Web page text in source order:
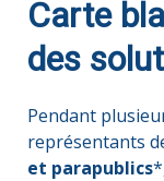
Carte
des
Pendant
représentants
et parapublics